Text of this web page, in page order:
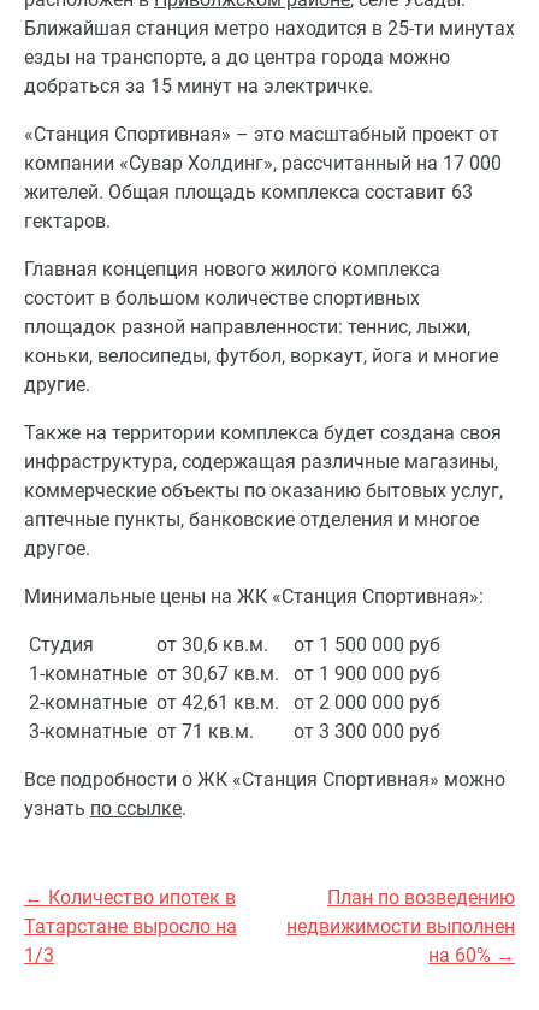
Ближайшая станция метро находится в 25-ти минутах
езды на транспорте, а до центра города можно
добраться за 15 минут на электричке.
«Станция Спортивная» – это масштабный проект от
компании «Сувар Холдинг», рассчитанный на 17 000
жителей. Общая площадь комплекса составит 63
гектаров.
Главная концепция нового жилого комплекса
состоит в большом количестве спортивных
площадок разной направленности: теннис, лыжи,
коньки, велосипеды, футбол, воркаут, йога и многие
другие.
Также на территории комплекса будет создана своя
инфраструктура, содержащая различные магазины,
коммерческие объекты по оказанию бытовых услуг,
аптечные пункты, банковские отделения и многое
другое.
Минимальные цены на ЖК «Станция Спортивная»:
Студия от 30,6 кв.м.
от 1 500 000 руб
1-комнатные от 30,67 кв.м.
от 1 900 000 руб
2-комнатные от 42,61 кв.м.
от 2 000 000 руб
3-комнатные от 71 кв.м. от 3 300 000 руб
Все подробности о ЖК «Станция Спортивная» можно
узнать по ссылке.
← Количество ипотек в
Татарстане выросло на
1/3
План по возведению
недвижимости выполнен
на 60% →